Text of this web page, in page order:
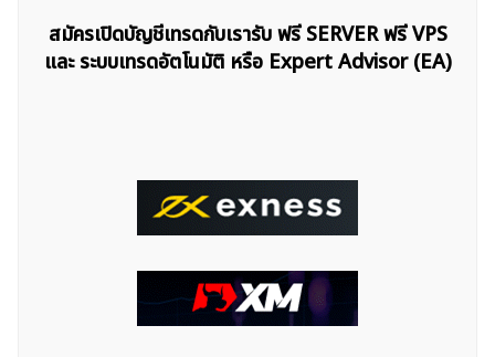
สมัครเปิดบัญชีเทรดกับเรารับ ฟรี SERVER ฟรี VPS
และ ระบบเทรดอัตโนมัติ หรือ Expert Advisor (EA)